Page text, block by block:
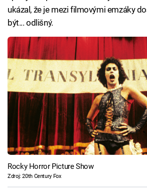
ukázal, že je mezi filmovými emzáky
být... odlišný.
Rocky Horror Picture Show
Zdroj: 20th Century Fox